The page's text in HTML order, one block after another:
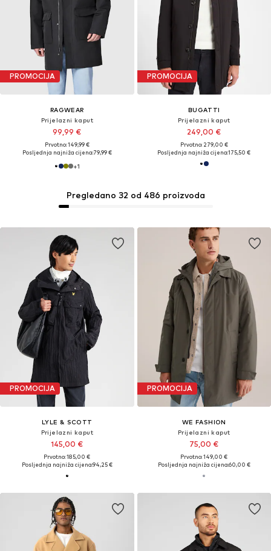
PROMOCIJA
RAGWEAR
Prijelazni kaput
99,99 €
Prvotno: 149,99 €
Posljednja najniža cijena:79,99 €
+1
PROMOCIJA
BUGATTI
Prijelazni kaput
249,00 €
Prvotno: 279,00 €
Posljednja najniža cijena:175,50 €
PROMOCIJA
LYLE & SCOTT
Prijelazni kaput
145,00 €
Prvotno: 185,00 €
Posljednja najniža cijena:94,25 €
Pregledano 32 od 486 proizvoda
PROMOCIJA
WE FASHION
Prijelazni kaput
75,00 €
Prvotno: 149,00 €
Posljednja najniža cijena:60,00 €